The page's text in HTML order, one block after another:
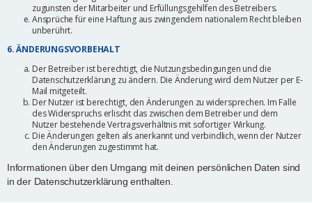
zugunsten der Mitarbeiter und Erfüllungsgehilfen des Betreibers.
Ansprüche für eine Haftung aus zwingendem nationalem Recht bleiben
unberührt.
6. ÄNDERUNGSVORBEHALT
Der Betreiber ist berechtigt, die Nutzungsbedingungen und die
Datenschutzerklärung zu ändern. Die Änderung wird dem Nutzer per E-
Mail mitgeteilt.
Der Nutzer ist berechtigt, den Änderungen zu widersprechen. Im Falle
des Widerspruchs erlischt das zwischen dem Betreiber und dem
Nutzer bestehende Vertragsverhältnis mit sofortiger Wirkung.
Die Änderungen gelten als anerkannt und verbindlich, wenn der Nutzer
den Änderungen zugestimmt hat.
Informationen über den Umgang mit deinen persönlichen Daten sind
in der Datenschutzerklärung enthalten.